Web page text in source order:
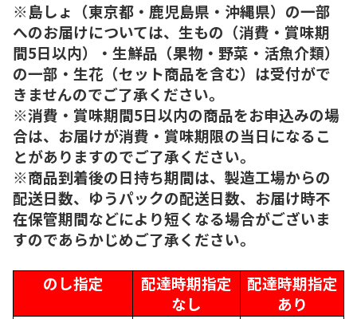
※島しょ（東京都・鹿児島県・沖縄県）の一部
へのお届けについては、生もの（消費・賞味期
間5日以内）・生鮮品（果物・野菜・活魚介類）
の一部・生花（セット商品を含む）は受付がで
きませんのでご了承ください。
※消費・賞味期間5日以内の商品をお申込みの場
合は、お届けが消費・賞味期限の当日になるこ
とがありますのでご了承ください。
※商品到着後の日持ち期間は、製造工場からの
配送日数、ゆうパックの配送日数、お届け時不
在保管期間などにより短くなる場合がございま
すのであらかじめご了承ください。
のし指定
配達時期指定
なし
配達時期指定
あり